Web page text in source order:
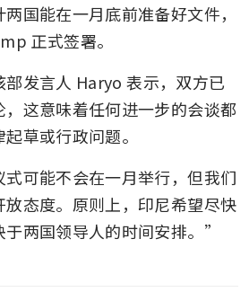
国能在一月底前准备好文件，
正式签署。
部发言人 Haryo 表示，双方已
这意味着任何进一步的会谈都
草或行政问题。
可能不会在一月举行，但我们
态度。原则上，印尼希望尽快